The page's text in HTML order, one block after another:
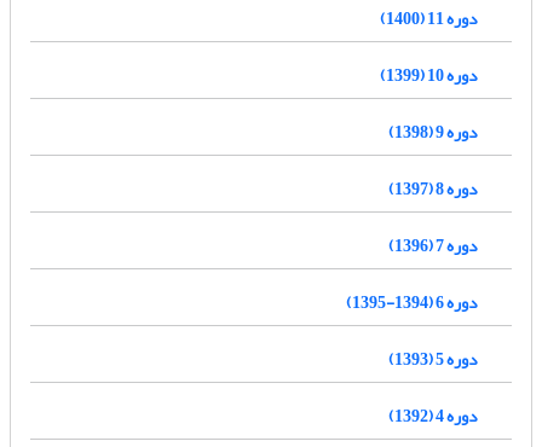
دوره 11 (1400)
دوره 10 (1399)
دوره 9 (1398)
دوره 8 (1397)
دوره 7 (1396)
دوره 6 (1394-1395)
دوره 5 (1393)
دوره 4 (1392)